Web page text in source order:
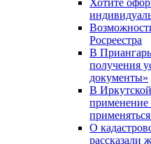
Росреестра
В
получения
документы»
В
применение
О
рассказали